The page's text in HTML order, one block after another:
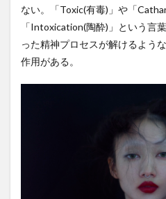
ない。「Toxic(有毒)」や「
「Intoxication(陶酔)」という言
った精神プロセスが解けるよう
作用がある。